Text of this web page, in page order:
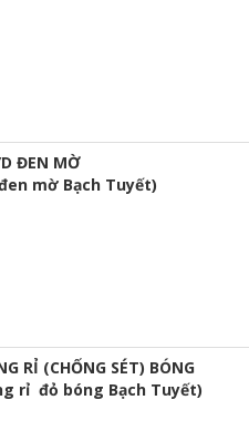
ĐEN MỜ
mờ Bạch Tuyết)
RỈ (CHỐNG SÉT) BÓNG
rỉ đỏ bóng Bạch Tuyết)